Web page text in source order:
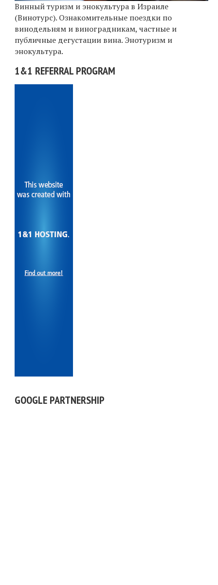
Винный туризм и энокультура в Израиле
(Винотурс). Ознакомительные поездки по
винодельням и виноградникам, частные и
публичные дегустации вина. Энотуризм и
энокультура.
1&1 REFERRAL PROGRAM
GOOGLE PARTNERSHIP